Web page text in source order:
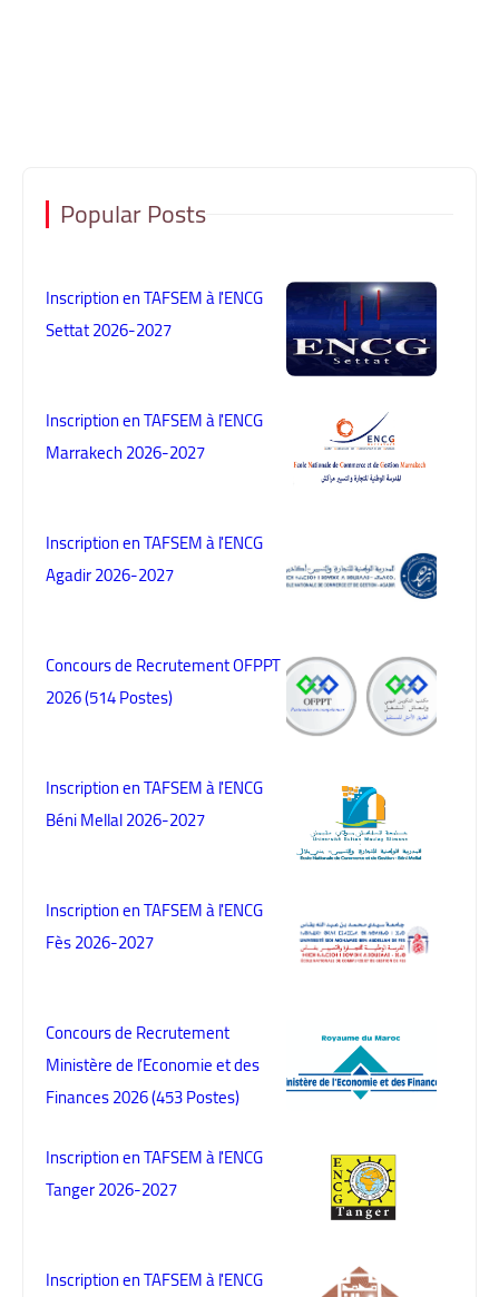
Popular Posts
Inscription en TAFSEM à l'ENCG
Settat 2026-2027
Inscription en TAFSEM à l'ENCG
Marrakech 2026-2027
Inscription en TAFSEM à l'ENCG
Agadir 2026-2027
Concours de Recrutement OFPPT
2026 (514 Postes)
Inscription en TAFSEM à l'ENCG
Béni Mellal 2026-2027
Inscription en TAFSEM à l'ENCG
Fès 2026-2027
Concours de Recrutement
Ministère de l’Economie et des
Finances 2026 (453 Postes)
Inscription en TAFSEM à l'ENCG
Tanger 2026-2027
Inscription en TAFSEM à l'ENCG